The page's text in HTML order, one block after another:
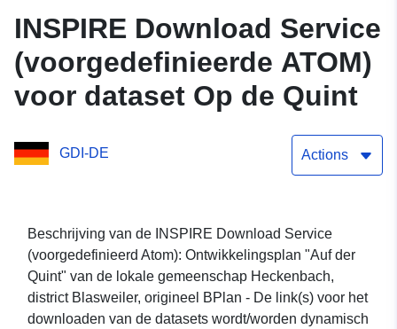
INSPIRE Download Service
(voorgedefinieerde ATOM)
voor dataset Op de Quint
GDI-DE Actions
Beschrijving van de INSPIRE Download Service
(voorgedefinieerd Atom): Ontwikkelingsplan "Auf der
Quint" van de lokale gemeenschap Heckenbach,
district Blasweiler, origineel BPlan - De link(s) voor het
downloaden van de datasets wordt/worden dynamisch